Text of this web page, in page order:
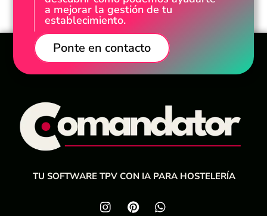
a mejorar la gestión de tu
establecimiento.
Ponte en contacto
TU SOFTWARE TPV CON IA PARA HOSTELERÍA